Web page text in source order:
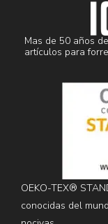
Mas de 50 años
artículos para
OEKO-TEX®
conocidas del